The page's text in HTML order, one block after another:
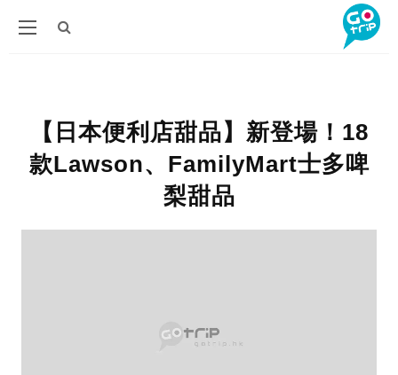
【日本便利店甜品】新登場！18
款Lawson、FamilyMart士多啤
梨甜品